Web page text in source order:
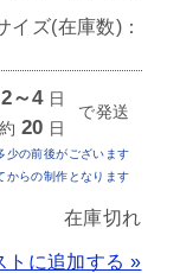
イズ(在庫数)
2～4日
で発送
約 20 日
の前後がございます
らの制作となります
在庫切れ
トに追加する »